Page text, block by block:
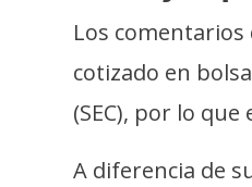
a
c
t
o
y
Los
cotizado en bolsa
(SEC), por lo
A diferencia de